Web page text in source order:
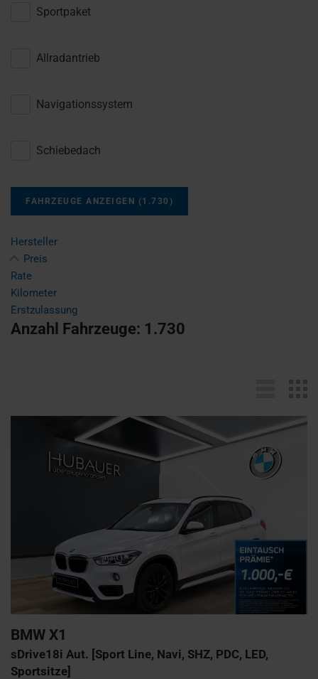
Sportpaket
Allradantrieb
Navigationssystem
Schiebedach
FAHRZEUGE ANZEIGEN (1.730 )
Hersteller
Preis
Rate
Kilometer
Erstzulassung
Anzahl Fahrzeuge: 1.730
BMW X1
sDrive18i Aut. [Sport Line, Navi, SHZ, PDC, LED,
Sportsitze]